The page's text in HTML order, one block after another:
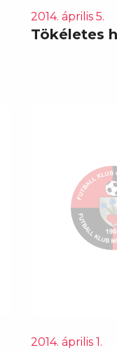
2014. április 5.
Tökéletes
2014. április 1.